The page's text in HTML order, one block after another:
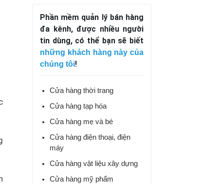
Phần mềm quản lý bán hàng
đa kênh, được nhiều người
tin dùng, có thể bạn sẽ biết
những khách hàng này của
chúng tôi!
Cửa hàng thời trang
Cửa hàng tạp hóa
Cửa hàng mẹ và bé
Cửa hàng điện thoại, điện
máy
Cửa hàng vật liệu xây dựng
Cửa hàng mỹ phẩm